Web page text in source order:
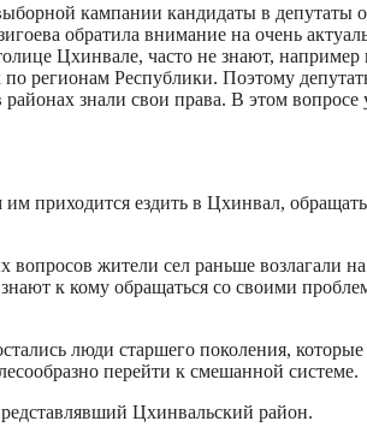
кампании кандидаты в депутаты
обратила внимание на очень
Цхинвале, часто не знают, например
регионам Республики. Поэтому
знали свои права. В этом вопросе
приходится ездить в Цхинвал,
жители сел раньше возлагали
к кому обращаться со своими
люди старшего поколения,
перейти к смешанной системе.
Цхинвальский район.